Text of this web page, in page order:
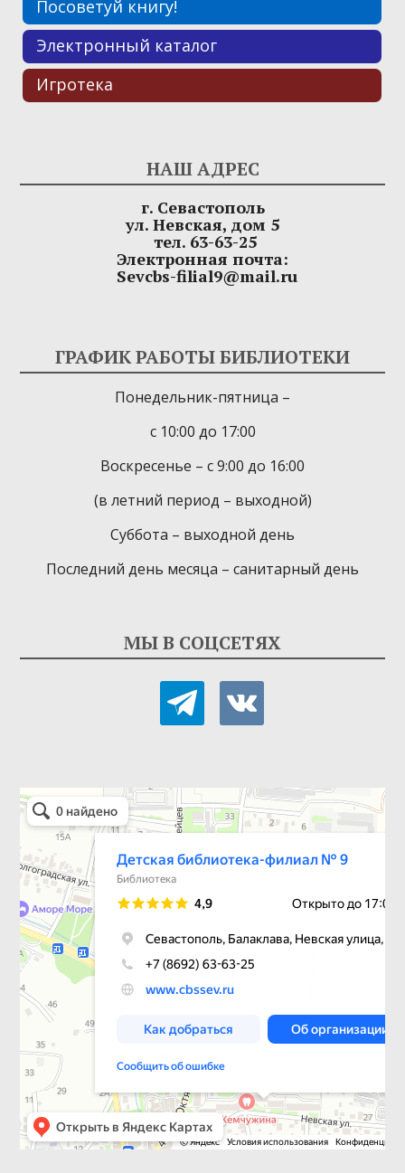
Посоветуй книгу!
Электронный каталог
Игротека
НАШ АДРЕС
г. Севастополь
ул. Невская, дом 5
тел. 63-63-25
Электронная почта:
Sevcbs-filial9@mail.ru
ГРАФИК РАБОТЫ БИБЛИОТЕКИ
Понедельник-пятница –
с 10:00 до 17:00
Воскресенье – с 9:00 до 16:00
(в летний период – выходной)
Суббота – выходной день
Последний день месяца – санитарный день
МЫ В СОЦСЕТЯХ
telegramvkontakte
Детская библиотека-филиал № 9
Библиотека в Севастополе